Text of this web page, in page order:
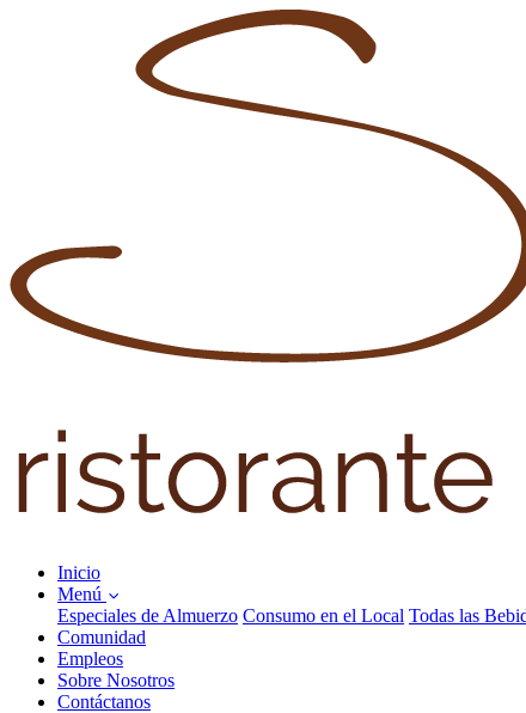
Inicio
Menú
Especiales de Almuerzo Consumo en el Local Todas las
Comunidad
Empleos
Sobre Nosotros
Contáctanos